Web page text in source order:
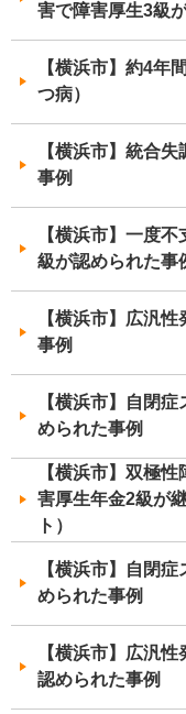
害で障害厚生3級
【横浜市】約4年
つ病）
【横浜市】統合
事例
【横浜市】一度
級が認められた事
【横浜市】広汎
事例
【横浜市】自閉
められた事例
【横浜市】双極
害厚生年金2級が
ト）
【横浜市】自閉
められた事例
【横浜市】広汎
認められた事例